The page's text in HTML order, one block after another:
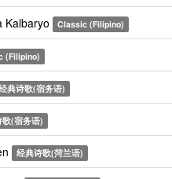
Kalbaryo Classic (Filipino)
(Filipino)
典诗歌(宿务语)
歌(宿务语)
经典诗歌(菏兰语)